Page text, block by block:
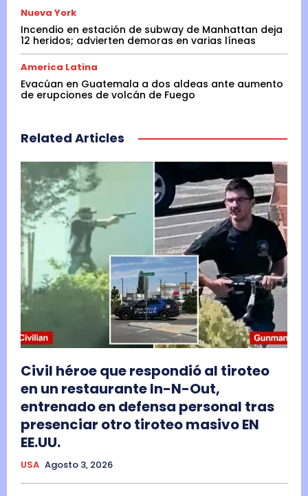
Nueva York
Incendio en estación de subway de Manhattan deja
12 heridos; advierten demoras en varias líneas
America Latina
Evacúan en Guatemala a dos aldeas ante aumento
de erupciones de volcán de Fuego
Related Articles
Civil héroe que respondió al tiroteo
en un restaurante In-N-Out,
entrenado en defensa personal tras
presenciar otro tiroteo masivo EN
EE.UU.
USA Agosto 3, 2026